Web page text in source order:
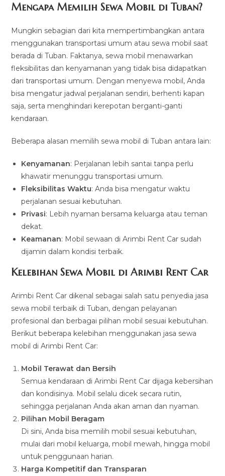
Mengapa Memilih Sewa Mobil di Tuban?
Mungkin sebagian dari kita mempertimbangkan antara
menggunakan transportasi umum atau sewa mobil saat
berada di Tuban. Faktanya, sewa mobil menawarkan
fleksibilitas dan kenyamanan yang tidak bisa didapatkan
dari transportasi umum. Dengan menyewa mobil, Anda
bisa mengatur jadwal perjalanan sendiri, berhenti kapan
saja, serta menghindari kerepotan berganti-ganti
kendaraan.
Beberapa alasan memilih sewa mobil di Tuban antara lain:
Kenyamanan: Perjalanan lebih santai tanpa perlu
khawatir menunggu transportasi umum.
Fleksibilitas Waktu: Anda bisa mengatur waktu
perjalanan sesuai kebutuhan.
Privasi: Lebih nyaman bersama keluarga atau teman
dekat.
Keamanan: Mobil sewaan di Arimbi Rent Car sudah
dijamin dalam kondisi terbaik.
Kelebihan Sewa Mobil di Arimbi Rent Car
Arimbi Rent Car dikenal sebagai salah satu penyedia jasa
sewa mobil terbaik di Tuban, dengan pelayanan
profesional dan berbagai pilihan mobil sesuai kebutuhan.
Berikut beberapa kelebihan menggunakan jasa sewa
mobil di Arimbi Rent Car:
Mobil Terawat dan Bersih
Semua kendaraan di Arimbi Rent Car dijaga kebersihan
dan kondisinya. Mobil selalu dicek secara rutin,
sehingga perjalanan Anda akan aman dan nyaman.
Pilihan Mobil Beragam
Di sini, Anda bisa memilih mobil sesuai kebutuhan,
mulai dari mobil keluarga, mobil mewah, hingga mobil
untuk penggunaan harian.
Harga Kompetitif dan Transparan